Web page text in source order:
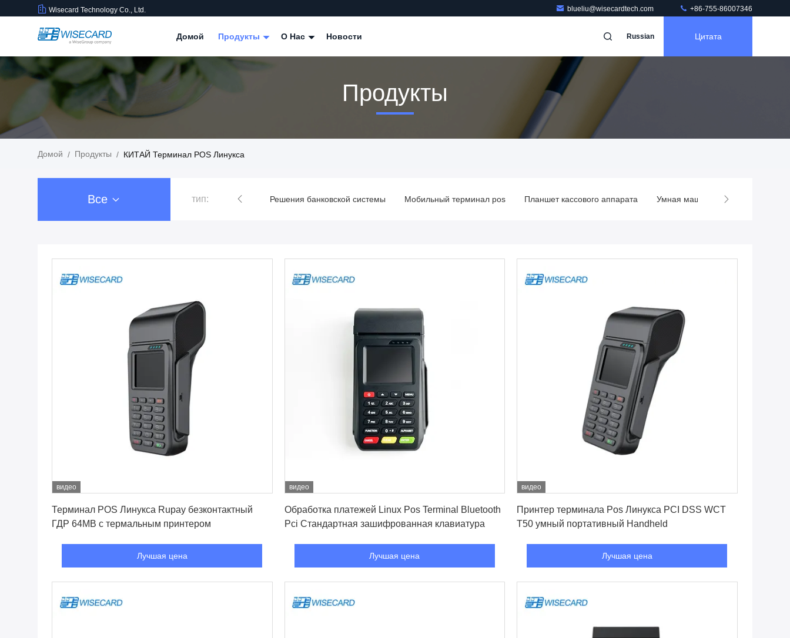
Wisecard Technology Co., Ltd. blueliu@wisecardtech.com +86-755-86007346
Домой Продукты О Нас Новости Russian Цитата
Продукты
Домой / Продукты / КИТАЙ Терминал POS Линукса
Все тип:
Решения для смарт-карт Решения банковской системы Мобильный терминал pos Планшет кассового аппарата Умная машина рассказчика
видео
Терминал POS Линукса Rupay безконтактный
ГДР 64MB с термальным принтером
Лучшая цена
видео
Обработка платежей Linux Pos Terminal Bluetooth
Pci Стандартная зашифрованная клавиатура
Лучшая цена
видео
Принтер терминала Pos Линукса PCI DSS WCT
T50 умный портативный Handheld
Лучшая цена